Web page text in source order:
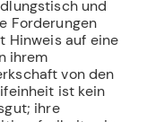
und
Forderungen
Hinweis auf eine
ihrem
von den
ist kein
ihre